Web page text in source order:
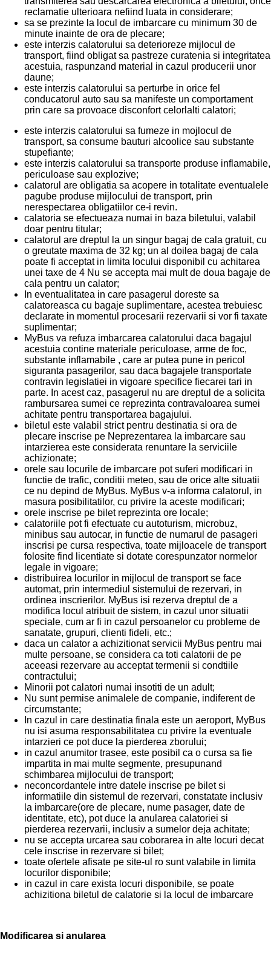
reclamatie ulterioara nefiind luata in considerare;
sa se prezinte la locul de imbarcare cu minimum 30 de
minute inainte de ora de plecare;
este interzis calatorului sa deterioreze mijlocul de
transport, fiind obligat sa pastreze curatenia si integritatea
acestuia, raspunzand material in cazul producerii unor
daune;
este interzis calatorului sa perturbe in orice fel
conducatorul auto sau sa manifeste un comportament
prin care sa provoace disconfort celorlalti calatori;
este interzis calatorului sa fumeze in mojlocul de
transport, sa consume bauturi alcoolice sau substante
stupefiante;
este interzis calatorului sa transporte produse inflamabile,
periculoase sau explozive;
calatorul are obligatia sa acopere in totalitate eventualele
pagube produse mijlocului de transport, prin
nerespectarea obligatiilor ce-i revin.
calatoria se efectueaza numai in baza biletului, valabil
doar pentru titular;
calatorul are dreptul la un singur bagaj de cala gratuit, cu
o greutate maxima de 32 kg; un al doilea bagaj de cala
poate fi acceptat in limita locului disponibil cu achitarea
unei taxe de 4 Nu se accepta mai mult de doua bagaje de
cala pentru un calator;
In eventualitatea in care pasagerul doreste sa
calatoreasca cu bagaje suplimentare, acestea trebuiesc
declarate in momentul procesarii rezervarii si vor fi taxate
suplimentar;
MyBus va refuza imbarcarea calatorului daca bagajul
acestuia contine materiale periculoase, arme de foc,
substante inflamabile , care ar putea pune in pericol
siguranta pasagerilor, sau daca bagajele transportate
contravin legislatiei in vigoare specifice fiecarei tari in
parte. In acest caz, pasagerul nu are dreptul de a solicita
rambursarea sumei ce reprezinta contravaloarea sumei
achitate pentru transportarea bagajului.
biletul este valabil strict pentru destinatia si ora de
plecare inscrise pe Neprezentarea la imbarcare sau
intarzierea este considerata renuntare la serviciile
achizionate;
orele sau locurile de imbarcare pot suferi modificari in
functie de trafic, conditii meteo, sau de orice alte situatii
ce nu depind de MyBus. MyBus v-a informa calatorul, in
masura posibilitatilor, cu privire la aceste modificari;
orele inscrise pe bilet reprezinta ore locale;
calatoriile pot fi efectuate cu autoturism, microbuz,
minibus sau autocar, in functie de numarul de pasageri
inscrisi pe cursa respectiva, toate mijloacele de transport
folosite find licentiate si dotate corespunzator normelor
legale in vigoare;
distribuirea locurilor in mijlocul de transport se face
automat, prin intermediul sistemului de rezervari, in
ordinea inscrierilor. MyBus isi rezerva dreptul de a
modifica locul atribuit de sistem, in cazul unor situatii
speciale, cum ar fi in cazul persoanelor cu probleme de
sanatate, grupuri, clienti fideli, etc.;
daca un calator a achizitionat servicii MyBus pentru mai
multe persoane, se considera ca toti calatorii de pe
aceeasi rezervare au acceptat termenii si condtiile
contractului;
Minorii pot calatori numai insotiti de un adult;
Nu sunt permise animalele de companie, indiferent de
circumstante;
In cazul in care destinatia finala este un aeroport, MyBus
nu isi asuma responsabilitatea cu privire la eventuale
intarzieri ce pot duce la pierderea zborului;
in cazul anumitor trasee, este posibil ca o cursa sa fie
impartita in mai multe segmente, presupunand
schimbarea mijlocului de transport;
neconcordantele intre datele inscrise pe bilet si
informatiile din sistemul de rezervari, constatate inclusiv
la imbarcare(ore de plecare, nume pasager, date de
identitate, etc), pot duce la anularea calatoriei si
pierderea rezervarii, inclusiv a sumelor deja achitate;
nu se accepta urcarea sau coborarea in alte locuri decat
cele inscrise in rezervare si bilet;
toate ofertele afisate pe site-ul ro sunt valabile in limita
locurilor disponibile;
in cazul in care exista locuri disponibile, se poate
achizitiona biletul de calatorie si la locul de imbarcare
Modificarea si anularea